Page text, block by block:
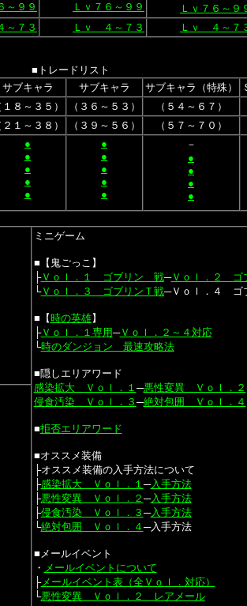
～９９
Ｌｖ７６～９９
Ｌｖ７６～９
～７３ Ｌｖ ４～７３ Ｌｖ ４～７
■トレードリスト
サブキャラ サブキャラ サブキャラ（特殊）
１８～３５） （３６～５３） （５４～６７）
２１～３８） （３９～５６） （５７～７０）
●
●
●
●
●
●
●
●
●
●
－
●
●
●
●
ミニゲーム
■【鬼ごっこ】
├Ｖｏｌ．１ ゴブリン 戦─Ｖｏｌ．２ ゴ
└Ｖｏｌ．３ ゴブリンＴ戦─Ｖｏｌ．４ ゴ
■【時の英雄】
├Ｖｏｌ．１専用─Ｖｏｌ．２～４対応
└時のダンジョン 最速攻略法
■隠しエリアワード
感染拡大 Ｖｏｌ．１ ─悪性変異 Ｖｏｌ．２
侵食汚染 Ｖｏｌ．３ ─絶対包囲 Ｖｏｌ．４
■拒否エリアワード
■オススメ装備
├オススメ装備の入手方法について
├感染拡大 Ｖｏｌ．１ ─入手方法
├悪性変異 Ｖｏｌ．２ ─入手方法
├侵食汚染 Ｖｏｌ．３ ─入手方法
└絶対包囲 Ｖｏｌ．４ ─入手方法
■メールイベント
・ メールイベントについて
├メールイベント表（全Ｖｏｌ．対応）
└悪性変異 Ｖｏｌ．２ レアメール